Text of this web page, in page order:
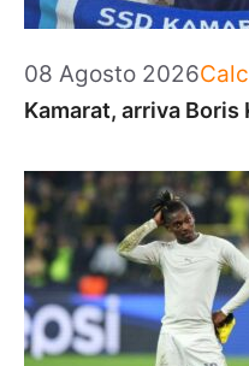
08 Agosto 2026
Kamarat, arriva Boris